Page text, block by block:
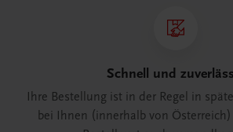
Schnell und
Ihre Bestellung ist in der Regel in
bei Ihnen (innerhalb von Österreich)